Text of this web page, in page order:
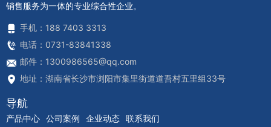
销售服务为一体的专业综合性企业。
手机：188 7403 3313
电话：0731-83841338
邮件：1300986565@qq.com
地址：湖南省长沙市浏阳市集里街道道吾村五里组33号
导航
产品中心 公司案例 企业动态 联系我们